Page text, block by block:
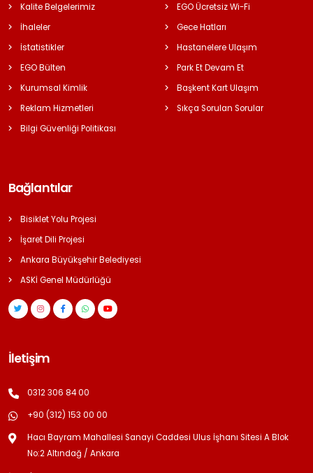
Kalite Belgelerimiz
İhaleler
İstatistikler
EGO Bülten
Kurumsal Kimlik
Reklam Hizmetleri
Bilgi Güvenliği Politikası
EGO Ücretsiz Wi-Fi
Gece Hatları
Hastanelere Ulaşım
Park Et Devam Et
Başkent Kart Ulaşım
Sıkça Sorulan Sorular
Bağlantılar
Bisiklet Yolu Projesi
İşaret Dili Projesi
Ankara Büyükşehir Belediyesi
ASKİ Genel Müdürlüğü
İletişim
0312 306 84 00
+90 (312) 153 00 00
Hacı Bayram Mahallesi Sanayi Caddesi Ulus İşhanı Sitesi A Blok
No:2 Altındağ / Ankara